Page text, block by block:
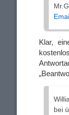
Klar,
bei